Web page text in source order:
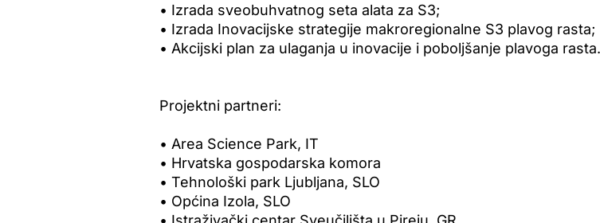
• Izrada sveobuhvatnog seta alata za S3;
• Izrada Inovacijske strategije makroregionalne S3 plavog rasta;
• Akcijski plan za ulaganja u inovacije i poboljšanje plavoga rasta.
Projektni partneri:
• Area Science Park, IT
• Hrvatska gospodarska komora
• Tehnološki park Ljubljana, SLO
• Općina Izola, SLO